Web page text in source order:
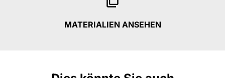
MATERIALIEN ANSEHEN